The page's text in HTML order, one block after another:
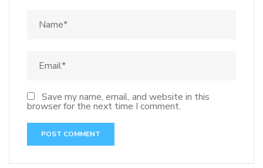
Save my name, email, and website in this
browser for the next time I comment.